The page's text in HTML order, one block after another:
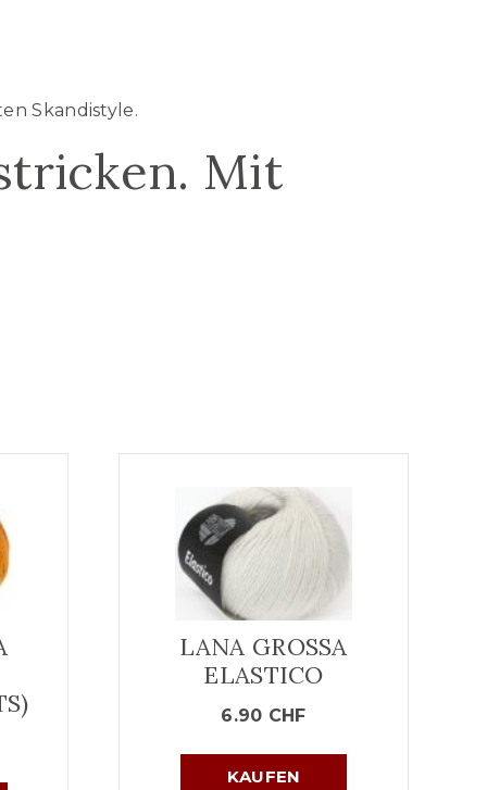
Skandistyle.
Mit
LANA GROSSA
ELASTICO
6.90 CHF
KAUFEN